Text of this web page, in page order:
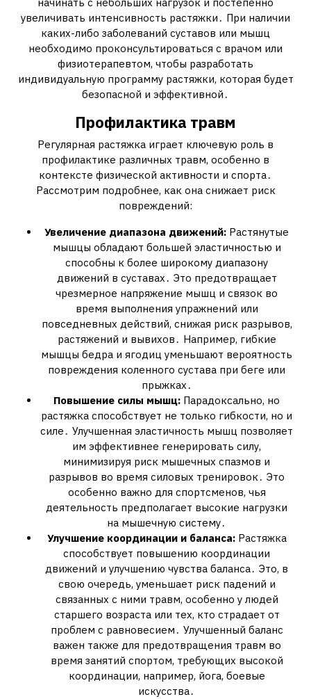
увеличивать интенсивность растяжки․ При наличии
каких-либо заболеваний суставов или мышц
необходимо проконсультироваться с врачом или
физиотерапевтом, чтобы разработать
индивидуальную программу растяжки, которая будет
безопасной и эффективной․
Профилактика травм
Регулярная растяжка играет ключевую роль в
профилактике различных травм, особенно в
контексте физической активности и спорта․
Рассмотрим подробнее, как она снижает риск
повреждений:
Увеличение диапазона движений: Растянутые
мышцы обладают большей эластичностью и
способны к более широкому диапазону
движений в суставах․ Это предотвращает
чрезмерное напряжение мышц и связок во
время выполнения упражнений или
повседневных действий, снижая риск разрывов,
растяжений и вывихов․ Например, гибкие
мышцы бедра и ягодиц уменьшают вероятность
повреждения коленного сустава при беге или
прыжках․
Повышение силы мышц: Парадоксально, но
растяжка способствует не только гибкости, но и
силе․ Улучшенная эластичность мышц позволяет
им эффективнее генерировать силу,
минимизируя риск мышечных спазмов и
разрывов во время силовых тренировок․ Это
особенно важно для спортсменов, чья
деятельность предполагает высокие нагрузки
на мышечную систему․
Улучшение координации и баланса:Растяжка
способствует повышению координации
движений и улучшению чувства баланса․ Это, в
свою очередь, уменьшает риск падений и
связанных с ними травм, особенно у людей
старшего возраста или тех, кто страдает от
проблем с равновесием․ Улучшенный баланс
важен также для предотвращения травм во
время занятий спортом, требующих высокой
координации, например, йога, боевые
искусства․